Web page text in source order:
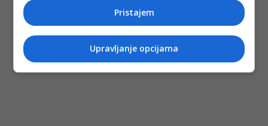
Pristajem
Upravljanje opcijama